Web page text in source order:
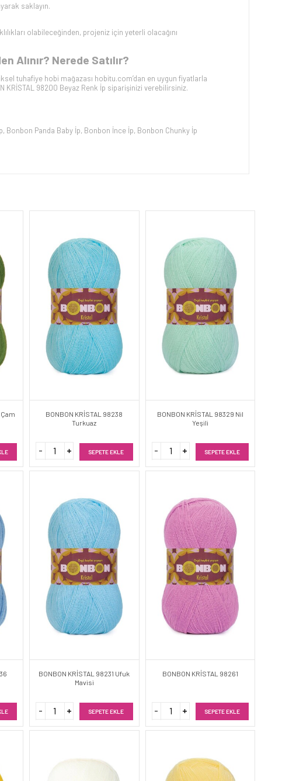
saklayın.
olabileceğinden, projeniz için yeterli olacağını
Alınır? Nerede Satılır?
tuhafiye hobi mağazası hobitu.com’dan en uygun fiyatlarla
KRİSTAL 98200 Beyaz Renk İp siparişinizi verebilirsiniz.
, Bonbon Panda Baby İp, Bonbon İnce İp, Bonbon Chunky İp
BONBON KRİSTAL 98238
Turkuaz
SEPETE EKLE
BONBON KRİSTAL 98329 Nil
Yeşili
SEPETE EKLE
BONBON KRİSTAL 98231 Ufuk
Mavisi
SEPETE EKLE
BONBON KRİSTAL 98261
SEPETE EKLE